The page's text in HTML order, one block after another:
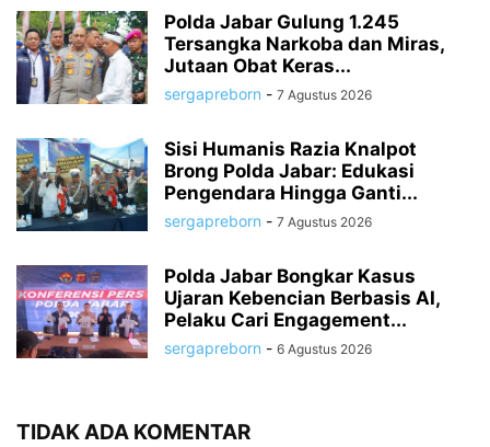
Polda Jabar Gulung 1.245
Tersangka Narkoba dan Miras,
Jutaan Obat Keras...
sergapreborn - 7 Agustus 2026
Sisi Humanis Razia Knalpot
Brong Polda Jabar: Edukasi
Pengendara Hingga Ganti...
sergapreborn - 7 Agustus 2026
Polda Jabar Bongkar Kasus
Ujaran Kebencian Berbasis AI,
Pelaku Cari Engagement...
sergapreborn - 6 Agustus 2026
TIDAK ADA KOMENTAR